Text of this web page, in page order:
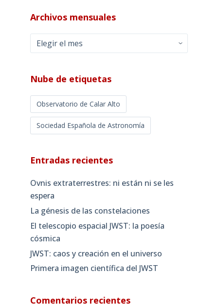
Archivos mensuales
Archivos
mensuales
Nube de etiquetas
Observatorio de Calar Alto
Sociedad Española de Astronomía
Entradas recientes
Ovnis extraterrestres: ni están ni se les
espera
La génesis de las constelaciones
El telescopio espacial JWST: la poesía
cósmica
JWST: caos y creación en el universo
Primera imagen científica del JWST
Comentarios recientes